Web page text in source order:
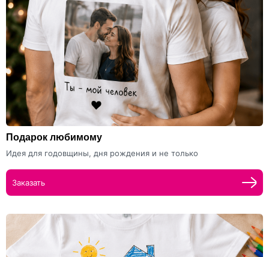
Подарок любимому
Идея для годовщины, дня рождения и не только
Заказать